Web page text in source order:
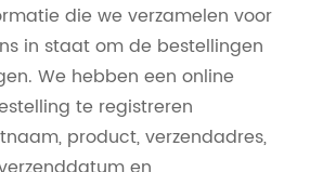
die we verzamelen voor
in staat om de bestellingen
We hebben een online
te registreren
product, verzendadres,